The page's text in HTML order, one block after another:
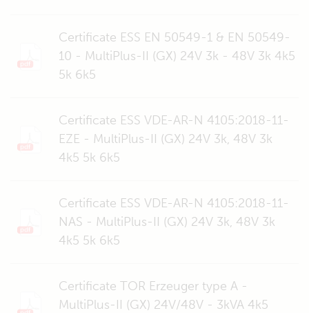
Certificate ESS EN 50549-1 & EN 50549-
10 - MultiPlus-II (GX) 24V 3k - 48V 3k 4k5
5k 6k5
Certificate ESS VDE-AR-N 4105:2018-11-
EZE - MultiPlus-II (GX) 24V 3k, 48V 3k
4k5 5k 6k5
Certificate ESS VDE-AR-N 4105:2018-11-
NAS - MultiPlus-II (GX) 24V 3k, 48V 3k
4k5 5k 6k5
Certificate TOR Erzeuger type A -
MultiPlus-II (GX) 24V/48V - 3kVA 4k5